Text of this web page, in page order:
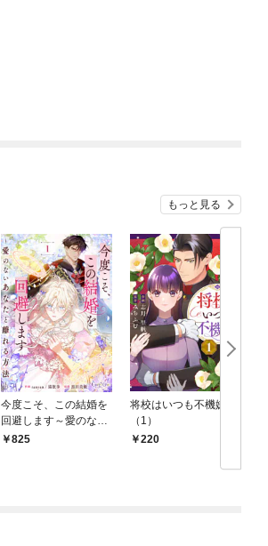
もっと見る
今度こそ、この結婚を
回避します～愛のない
あなたと離れる方法～
825
将校はいつも不機嫌
（1）
220